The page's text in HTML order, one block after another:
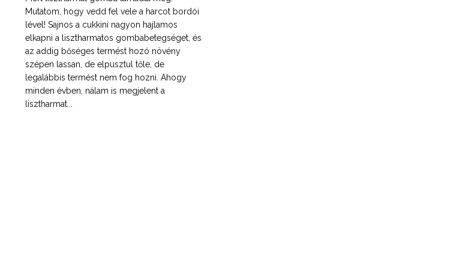
Mutatom, hogy vedd fel vele a harcot bordói
lével! Sajnos a cukkini nagyon hajlamos
elkapni a lisztharmatos gombabetegséget, és
az addig bőséges termést hozó növény
szépen lassan, de elpusztul tőle, de
legalábbis termést nem fog hozni. Ahogy
minden évben, nálam is megjelent a
lisztharmat...